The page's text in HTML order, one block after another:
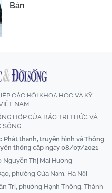
Bản
CÁC HỘI KHOA HỌC VÀ KỸ
NAM
HỢP CỦA BÁO TRI THỨC VÀ
SỐNG
Phát thanh, truyền hình và Thông
thông cấp ngày 08/07/2021
Nguyễn Thị Mai Hương
phường Cửa Nam, Hà Nội
Trị, phường Hạnh Thông, Thành